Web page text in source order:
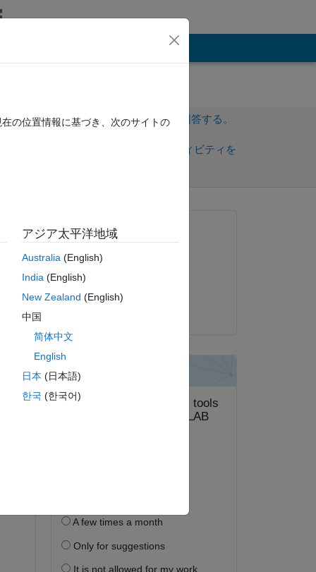
サインインしてこの質問に回答する。
サインインしてアクティビティを
質問済み:
2013 年 6 月 11 日
採用済み:
の位置情報に基づき、次のサイトの
アジア太平洋地域
Australia(English)
India(English)
New Zealand (English)
中国
简体中文
English
日本 (日本語)
한국 (한국어)